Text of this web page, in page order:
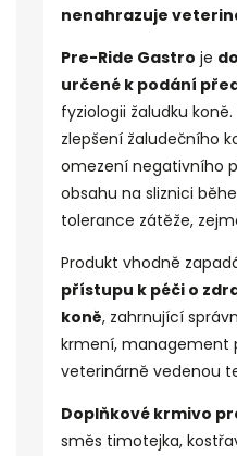
nenahrazuje
Pre-Ride Gastro je
určené k podání
fyziologii žaludku
zlepšení žaludečního
omezení negativního
obsahu na sliznici
tolerance zátěže,
Produkt vhodně
přístupu k péči o
koně, zahrnující
krmení, management
veterinárně vedenou
Doplňkové krmivo
směs timotejka,